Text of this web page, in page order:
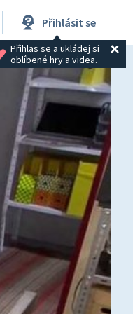
Přihlásit se
Přihlas se a ukládej si
oblíbené hry a videa.